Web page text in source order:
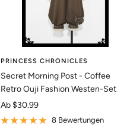
PRINCESS CHRONICLES
Secret Morning Post - Coffee
Retro Ouji Fashion Westen-Set
Angebotspreis
Ab $30.99
8 Bewertungen